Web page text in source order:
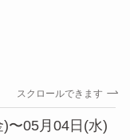
スクロールできます
〜05月04日(水)